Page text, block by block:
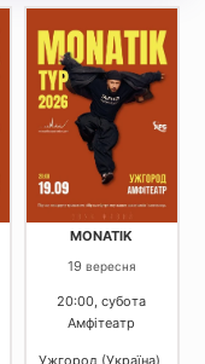
MONATIK
19 вересня
20:00, субота
Амфітеатр
Ужгород (Україна)